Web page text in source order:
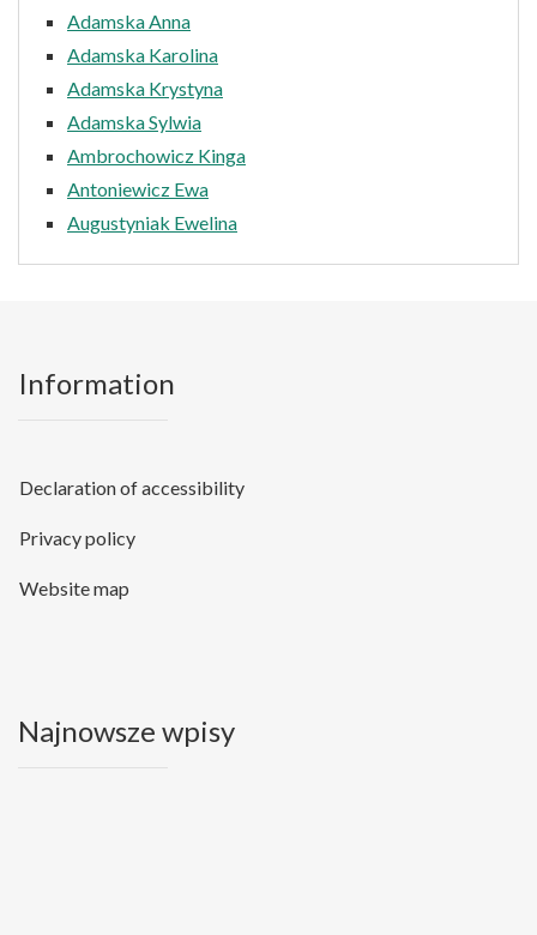
Adamska Anna
Adamska Karolina
Adamska Krystyna
Adamska Sylwia
Ambrochowicz Kinga
Antoniewicz Ewa
Augustyniak Ewelina
Information
Declaration of accessibility
Privacy policy
Website map
Najnowsze wpisy